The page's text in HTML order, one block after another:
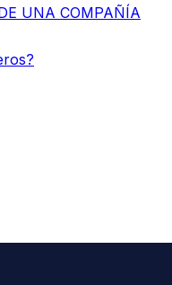
UNA COMPAÑÍA